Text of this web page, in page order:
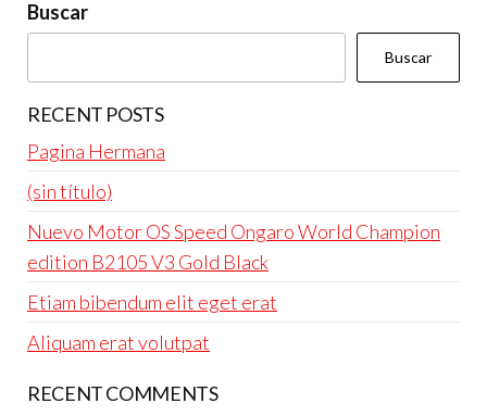
Buscar
Buscar
RECENT POSTS
Pagina Hermana
(sin título)
Nuevo Motor OS Speed Ongaro World Champion
edition B2105 V3 Gold Black
Etiam bibendum elit eget erat
Aliquam erat volutpat
RECENT COMMENTS